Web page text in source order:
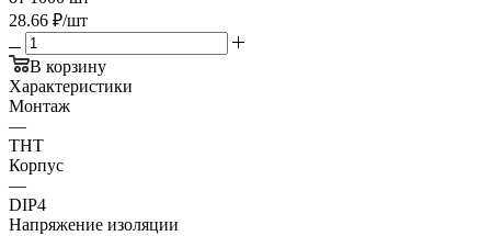
28.66 ₽/шт
В корзину
Характеристики
Монтаж
—
THT
Корпус
—
DIP4
Напряжение изоляции